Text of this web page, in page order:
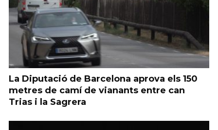
La Diputació de Barcelona aprova els 150
metres de camí de vianants entre can
Trias i la Sagrera